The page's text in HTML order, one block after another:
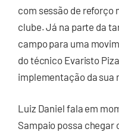
com sessão de reforço
clube. Já na parte da
campo para uma
do técnico Evaristo
implementação da sua
Luiz Daniel fala em
Sampaio possa